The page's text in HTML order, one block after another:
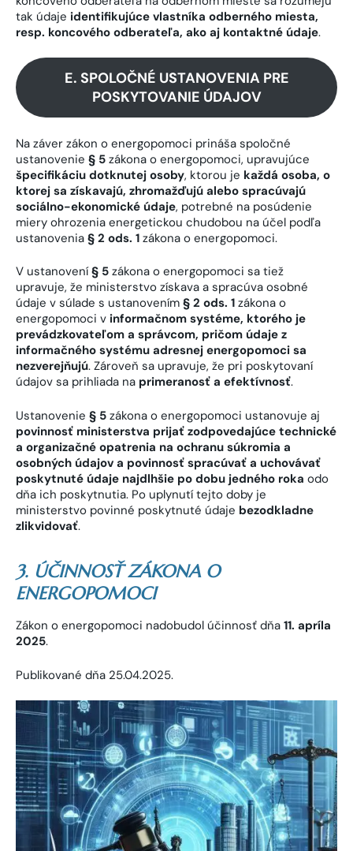
tak údaje identifikujúce vlastníka odberného miesta,
resp. koncového odberateľa, ako aj kontaktné údaje.
E. SPOLOČNÉ USTANOVENIA PRE
POSKYTOVANIE ÚDAJOV
Na záver zákon o energopomoci prináša spoločné
ustanovenie § 5 zákona o energopomoci, upravujúce
špecifikáciu dotknutej osoby, ktorou je každá osoba, o
ktorej sa získavajú, zhromažďujú alebo spracúvajú
sociálno-ekonomické údaje, potrebné na posúdenie
miery ohrozenia energetickou chudobou na účel podľa
ustanovenia § 2 ods. 1 zákona o energopomoci.
V ustanovení§ 5 zákona o energopomoci sa tiež
upravuje, že ministerstvo získava a spracúva osobné
údaje v súlade s ustanovením § 2 ods. 1 zákona o
energopomoci v informačnom systéme, ktorého je
prevádzkovateľom a správcom, pričom údaje z
informačného systému adresnej energopomoci sa
nezverejňujú. Zároveň sa upravuje, že pri poskytovaní
údajov sa prihliada na primeranosť a efektívnosť.
Ustanovenie § 5 zákona o energopomoci ustanovuje aj
povinnosť ministerstva prijať zodpovedajúce technické
a organizačné opatrenia na ochranu súkromia a
osobných údajov a povinnosť spracúvať a uchovávať
poskytnuté údaje najdlhšie po dobu jedného roka odo
dňa ich poskytnutia. Po uplynutí tejto doby je
ministerstvo povinné poskytnuté údaje bezodkladne
zlikvidovať.
3. ÚČINNOSŤ ZÁKONA O
ENERGOPOMOCI
Zákon o energopomoci nadobudol účinnosť dňa 11. apríla
2025.
Publikované dňa 25.04.2025.